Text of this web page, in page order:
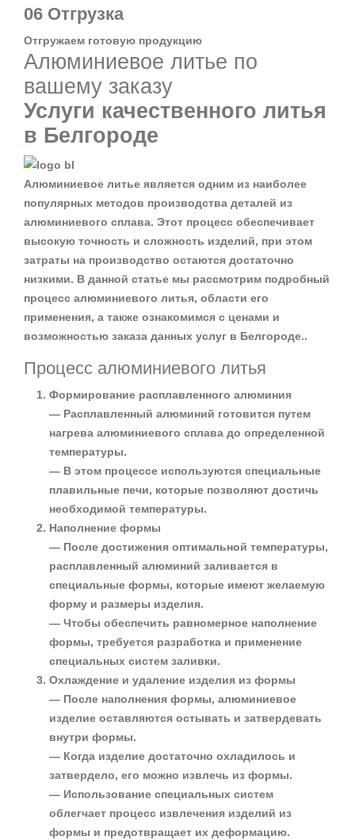
06 Отгрузка
Отгружаем готовую продукцию
Алюминиевое литье по
вашему заказу
Услуги качественного литья
в Белгороде
Алюминиевое литье является одним из наиболее
популярных методов производства деталей из
алюминиевого сплава. Этот процесс обеспечивает
высокую точность и сложность изделий, при этом
затраты на производство остаются достаточно
низкими. В данной статье мы рассмотрим подробный
процесс алюминиевого литья, области его
применения, а также ознакомимся с ценами и
возможностью заказа данных услуг в Белгороде..
Процесс алюминиевого литья
Формирование расплавленного алюминия
— Расплавленный алюминий готовится путем
нагрева алюминиевого сплава до определенной
температуры.
— В этом процессе используются специальные
плавильные печи, которые позволяют достичь
необходимой температуры.
Наполнение формы
— После достижения оптимальной температуры,
расплавленный алюминий заливается в
специальные формы, которые имеют желаемую
форму и размеры изделия.
— Чтобы обеспечить равномерное наполнение
формы, требуется разработка и применение
специальных систем заливки.
Охлаждение и удаление изделия из формы
— После наполнения формы, алюминиевое
изделие оставляются остывать и затвердевать
внутри формы.
— Когда изделие достаточно охладилось и
затвердело, его можно извлечь из формы.
— Использование специальных систем
облегчает процесс извлечения изделий из
формы и предотвращает их деформацию.